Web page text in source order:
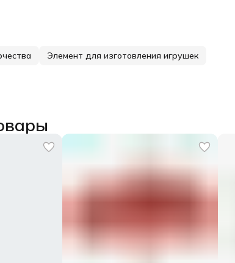
Элемент для изготовления игрушек